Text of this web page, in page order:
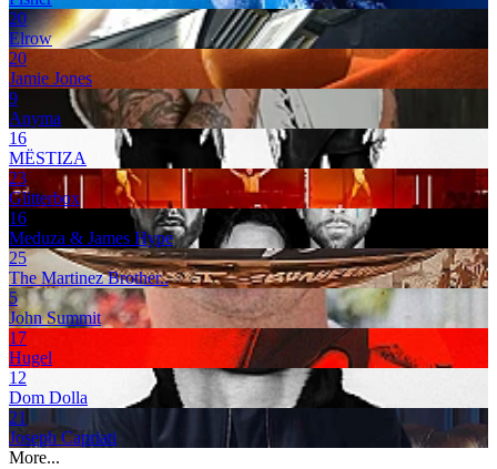
20
Elrow
20
Jamie Jones
9
Anyma
16
MËSTIZA
23
Glitterbox
16
Meduza & James Hype
25
The Martinez Brother..
5
John Summit
17
Hugel
12
Dom Dolla
21
Joseph Capriati
More...